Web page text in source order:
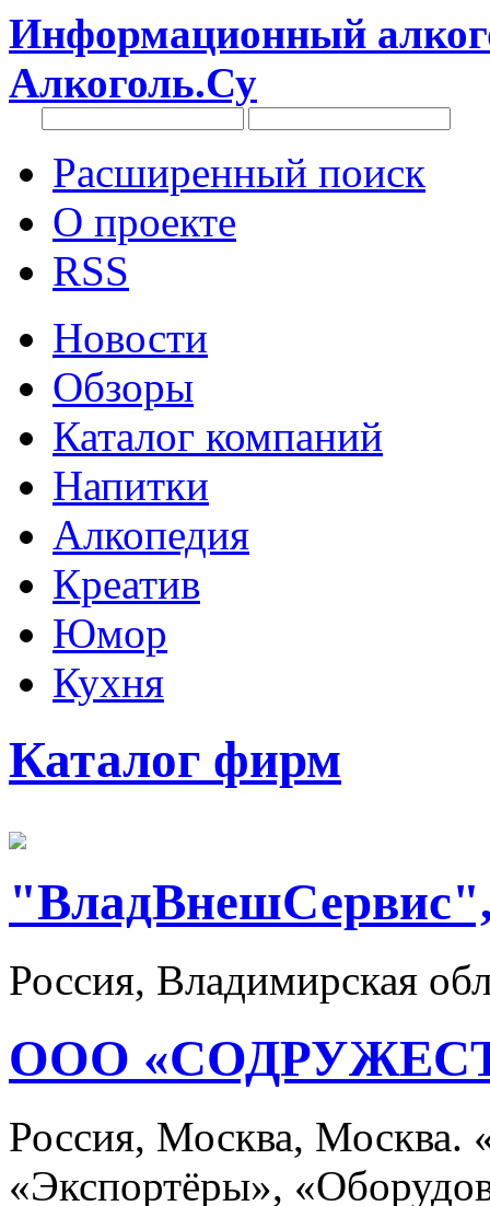
Информационный
Алкоголь.Су
Расширенный поиск
О проекте
RSS
Новости
Обзоры
Каталог компаний
Напитки
Алкопедия
Креатив
Юмор
Кухня
Каталог фирм
Россия, Владимирская
ООО
Россия, Москва, Москва.
«Экспортёры»,